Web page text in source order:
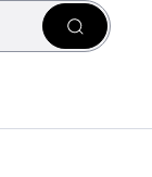
Rechercher